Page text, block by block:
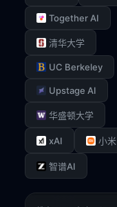
Together AI
清华大学
UC Berkeley
Upstage AI
华盛顿大学
xAI 小米
智谱AI